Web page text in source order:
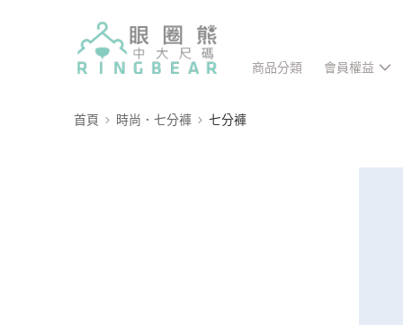
商品分類 會員權益
首頁 時尚．七分褲 七分褲